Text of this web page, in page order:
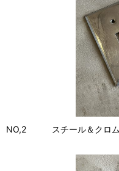
NO,2 スチール＆クロム（